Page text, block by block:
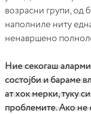
возрасни групи, од
наполниле ниту
ненавршено
Ние секогаш
состојби и бараме
ат хок мерки, туку
проблемите. Ако не